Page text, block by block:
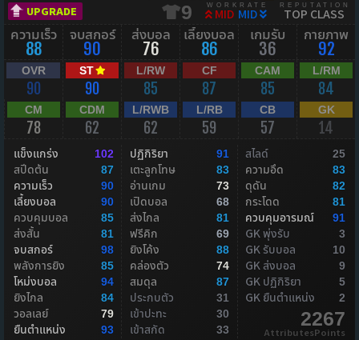
UPGRADE 9 WORKRATE
MID MID
REPUTATION
TOP CLASS
ความเร็ว
88
จบสกอร์
90
ส่งบอล
76
เลี้ยงบอล
86
เกมรับ
36
กายภาพ
92
OVR
90
ST
90
L/RW
85
CF
87
CAM
85
L/RM
84
CM
78
CDM
62
L/RWB
62
L/RB
59
CB
57
GK
14
แข็งแกร่ง 102
สปีดต้น 87
ความเร็ว 90
เลี้ยงบอล 90
ควบคุมบอล 85
ส่งสั้น 81
จบสกอร์ 98
พลังการยิง 85
โหม่งบอล 94
ยิงไกล 84
วอลเลย์ 79
ยืนตำแหน่ง 93
ปฏิกิริยา 91
เตะลูกโทษ 83
อ่านเกม 73
เปิดบอล 68
ส่งไกล 81
ฟรีคิก 69
ยิงโค้ง 88
คล่องตัว 74
สมดุล 87
ประกบตัว 31
เข้าปะทะ 30
เข้าสกัด 33
สไลด์ 25
ความอึด 83
ดุดัน 82
กระโดด 81
ควบคุมอารมณ์ 91
GK พุ่งรับ 3
GK รับบอล 10
GK ส่งบอล 9
GK ปฏิกิริยา 5
GK ยืนตำแหน่ง 2
2267
AttributesPoints